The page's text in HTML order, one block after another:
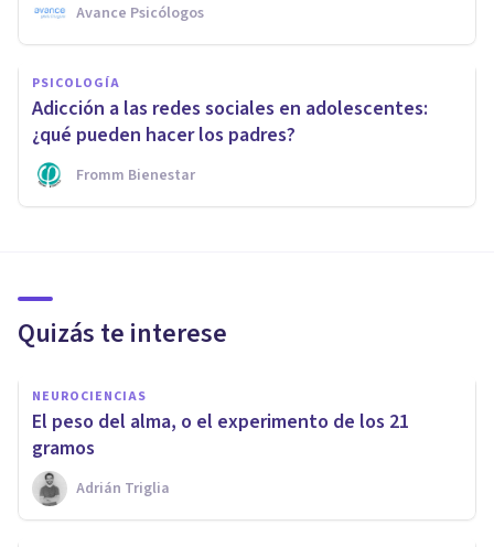
Avance Psicólogos
PSICOLOGÍA
Adicción a las redes sociales en adolescentes:
¿qué pueden hacer los padres?
Fromm Bienestar
Quizás te interese
NEUROCIENCIAS
​El peso del alma, o el experimento de los 21
gramos
Adrián Triglia